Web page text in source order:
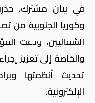
في بيان مشترك، حذرت
وكوريا الجنوبية من
الشماليين، ودعت
والخاصة إلى تعزيز
تحديث أنظمتها
الإلكترونية.